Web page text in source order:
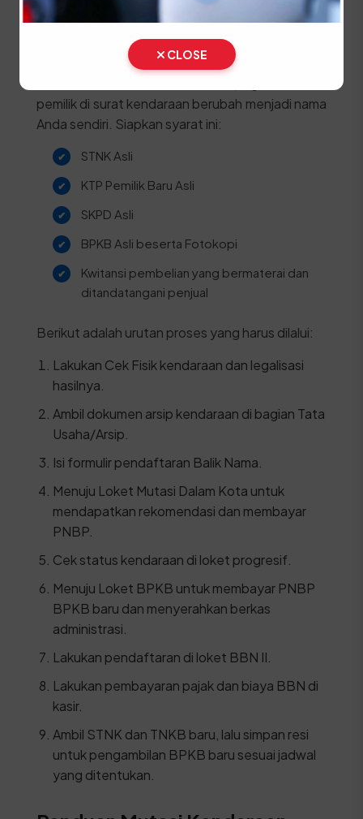
Kendaraan Bekas (BBN II)
Jika Anda baru membeli kendaraan bekas, segera
lakukan proses Balik Nama (Bea Balik Nama
pemilik di surat kendaraan berubah menjadi nama
Anda sendiri. Siapkan syarat ini:
STNK Asli
KTP Pemilik Baru Asli
SKPD Asli
BPKB Asli beserta Fotokopi
Kwitansi pembelian yang bermaterai dan
ditandatangani penjual
Berikut adalah urutan proses yang harus dilalui:
Lakukan Cek Fisik kendaraan dan legalisasi
hasilnya.
Ambil dokumen arsip kendaraan di bagian Tata
Usaha/Arsip.
Isi formulir pendaftaran Balik Nama.
Menuju Loket Mutasi Dalam Kota untuk
mendapatkan rekomendasi dan membayar
PNBP.
Cek status kendaraan di loket progresif.
Menuju Loket BPKB untuk membayar PNBP
BPKB baru dan menyerahkan berkas
administrasi.
Lakukan pendaftaran di loket BBN II.
Lakukan pembayaran pajak dan biaya BBN di
kasir.
Ambil STNK dan TNKB baru, lalu simpan resi
untuk pengambilan BPKB baru sesuai jadwal
yang ditentukan.
CLOSE